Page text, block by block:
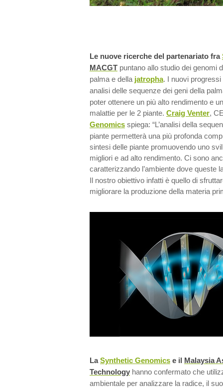
Le nuove ricerche del partenariato fra
MACGT puntano allo studio dei genomi
palma e della jatropha. I nuovi progressi
analisi delle sequenze dei geni della
poter ottenere un più alto rendimento e
malattie per le 2 piante. Craig Venter,
Genomics spiega: “L’analisi della
piante permetterà una più profonda
sintesi delle piante promuovendo uno
migliori e ad alto rendimento. Ci sono
caratterizzando l’ambiente dove queste
Il nostro obiettivo infatti è quello di
migliorare la produzione della materia
LaSynthetic Genomics e il
Malaysia
Technology hanno confermato che
ambientale per analizzare la radice, il